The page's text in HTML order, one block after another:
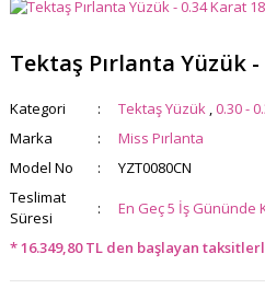
Tektaş Pırlanta Yüzük
Kategori Tektaş Yüzük ,0.30 -
Marka
Miss Pırlanta
Model No
YZT0080CN
Teslimat
Süresi
En Geç 5 İş Gününde
* 16.349,80 TL den başlayan